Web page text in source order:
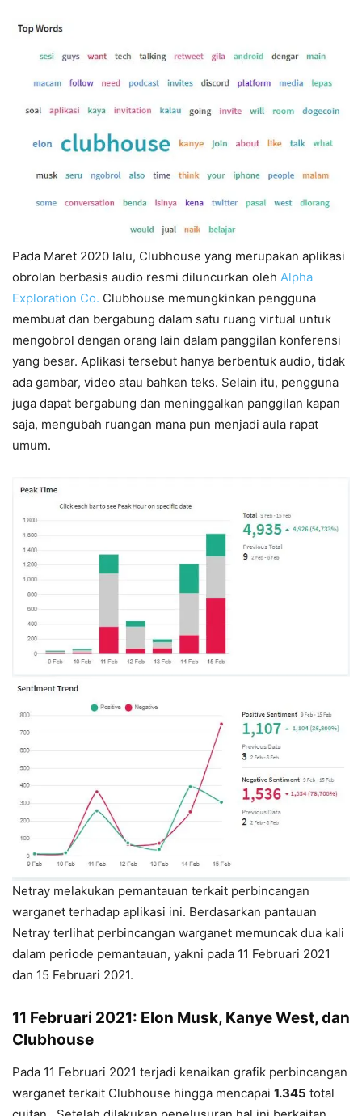
Pada Maret 2020 lalu, Clubhouse yang merupakan aplikasi
obrolan berbasis audio resmi diluncurkan oleh Alpha
Exploration Co. Clubhouse memungkinkan pengguna
membuat dan bergabung dalam satu ruang virtual untuk
mengobrol dengan orang lain dalam panggilan konferensi
yang besar. Aplikasi tersebut hanya berbentuk audio, tidak
ada gambar, video atau bahkan teks. Selain itu, pengguna
juga dapat bergabung dan meninggalkan panggilan kapan
saja, mengubah ruangan mana pun menjadi aula rapat
umum.
Netray melakukan pemantauan terkait perbincangan
warganet terhadap aplikasi ini. Berdasarkan pantauan
Netray terlihat perbincangan warganet memuncak dua kali
dalam periode pemantauan, yakni pada 11 Februari 2021
dan 15 Februari 2021.
11 Februari 2021: Elon Musk, Kanye West, dan
Clubhouse
Pada 11 Februari 2021 terjadi kenaikan grafik perbincangan
warganet terkait Clubhouse hingga mencapai 1.345 total